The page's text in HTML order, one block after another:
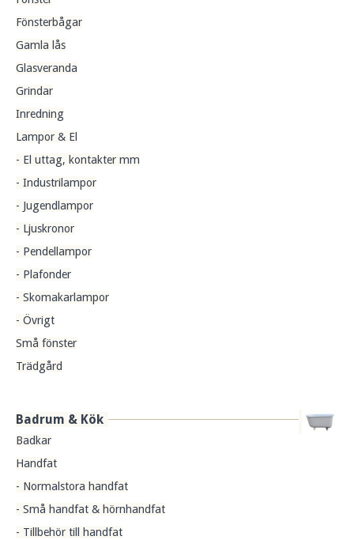
Fönsterbågar
Gamla lås
Glasveranda
Grindar
Inredning
Lampor & El
- El uttag, kontakter mm
- Industrilampor
- Jugendlampor
- Ljuskronor
- Pendellampor
- Plafonder
- Skomakarlampor
- Övrigt
Små fönster
Trädgård
Badrum & Kök
Badkar
Handfat
- Normalstora handfat
- Små handfat & hörnhandfat
- Tillbehör till handfat